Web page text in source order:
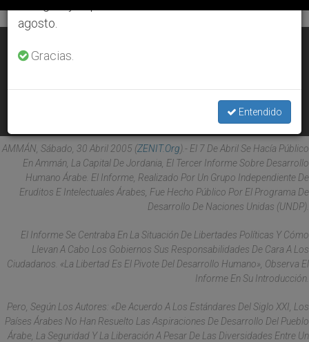
APR 30, 2005 00:00
AMMÁN, Sábado, 30 Abril 2005 (ZENIT.org).- El 7 De Abril Se Hacía Público
En Ammán, La Capital De Jordania, El Tercer Informe Sobre Desarrollo
Humano Árabe. El Informe, Realizado Por Un Grupo Independiente De
Eruditos E Intelectuales Árabes, Fue Hecho Público Por El Programa De
Desarrollo De Naciones Unidas (UNDP).
El Informe Se Centraba En La Situación De Libertades Políticas Y Cómo
Llevan A Cabo Los Gobiernos Sus Responsabilidades De Cara A Los
Ciudadanos. «La Libertad Es El Pivote Del Desarrollo Humano», Observa El
Informe En Su Introducción.
Pero, Según Los Autores: «De Acuerdo A Los Estándares Del Siglo XXI, Los
Países Árabes No Han Resuelto Las Aspiraciones De Desarrollo Del Pueblo
Árabe, La Seguridad Y La Liberación A Pesar De Las Diversidades Entre Un
agosto.
Gracias.
Entendido